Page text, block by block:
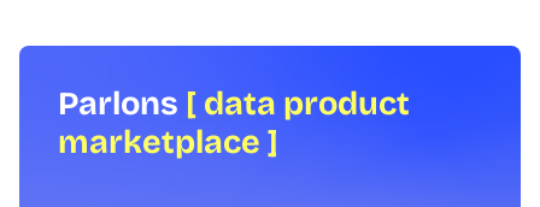
Parlons [ data product
marketplace ]